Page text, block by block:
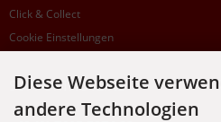
Click & Collect
Cookie Einstellungen
SUPPORTHOTLINE
Diese Webseite
andere Technologien